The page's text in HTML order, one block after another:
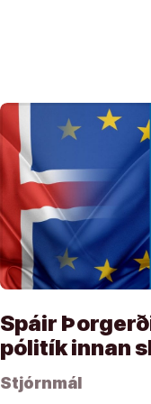
Spáir
pólitík innan
Stjórnmál